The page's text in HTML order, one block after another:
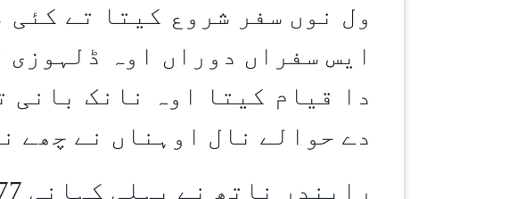
ول نوں سفر شروع کیتا تے
ایس سفراں دوراں اوہ
دا قیام کیتا اوہ نانک بانی
دے حوالے نال اوہناں نے چھے
رابندر ناتھ نے پہلی کہانی 1877وچ لکھی جس دا ناں سی ”بھکارنی